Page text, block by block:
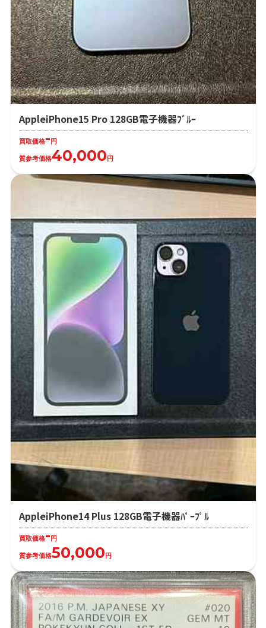
AppleiPhone15 Pro 128GB電子機器ﾌﾞﾙｰ
買取価格- 円
質参考価格40,000 円
AppleiPhone14 Plus 128GB電子機器ﾊﾟｰﾌﾟﾙ
買取価格-円
質参考価格50,000円